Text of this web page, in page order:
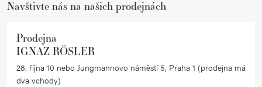
y
i
Navštivte nás na našich prodejnách
Prodejna
IGNAZ RÖSLER
28. října 10 nebo Jungmannovo náměstí 5, Praha 1 (prodejna má
dva vchody)